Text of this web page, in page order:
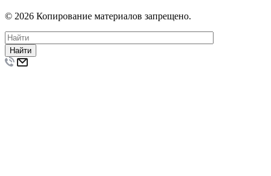
© 2026 Копирование материалов запрещено.
Найти